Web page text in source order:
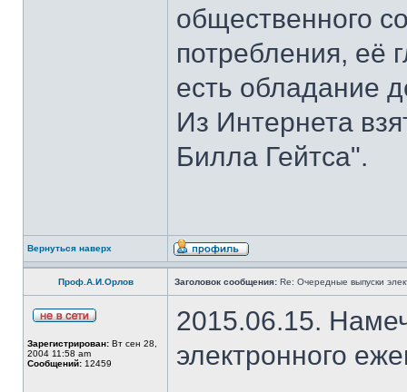
общественного
потребления, её
есть обладание
Из Интернета
Билла Гейтса".
Вернуться наверх
Проф.А.И.Орлов Заголовок сообщения: Re: Очередные выпуски
Зарегистрирован: Вт сен 28,
2004 11:58 am
Сообщений: 12459
2015.06.15.
электронного